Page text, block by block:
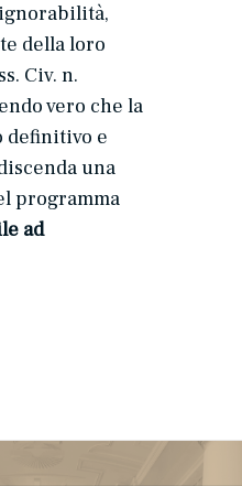
della loro
Civ. n.
vero che la
definitivo e
una
programma
ad